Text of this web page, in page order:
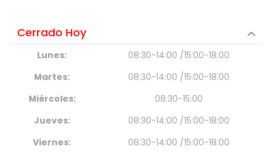
Cerrado Hoy
Lunes:
08:30-14:00 /15:00-18:00
Martes:
08:30-14:00 /15:00-18:00
Miércoles:
08:30-15:00
Jueves:
08:30-14:00 /15:00-18:00
Viernes:
08:30-14:00 /15:00-18:00